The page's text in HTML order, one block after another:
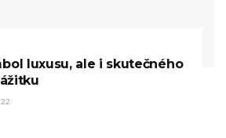
luxusu, ale i skutečného